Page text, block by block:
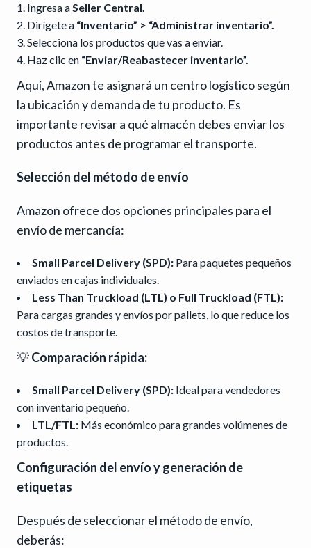
Ingresa a Seller Central.
Dirígete a “Inventario” > “Administrar inventario”.
Selecciona los productos que vas a enviar.
Haz clic en “Enviar/Reabastecer inventario”.
Aquí, Amazon te asignará un centro logístico según
la ubicación y demanda de tu producto. Es
importante revisar a qué almacén debes enviar los
productos antes de programar el transporte.
Selección del método de envío
Amazon ofrece dos opciones principales para el
envío de mercancía:
Small Parcel Delivery (SPD): Para paquetes pequeños
enviados en cajas individuales.
Less Than Truckload (LTL) o Full Truckload (FTL):
Para cargas grandes y envíos por pallets, lo que reduce los
costos de transporte.
💡Comparación rápida:
Small Parcel Delivery (SPD): Ideal para vendedores
con inventario pequeño.
LTL/FTL: Más económico para grandes volúmenes de
productos.
Configuración del envío y generación de
etiquetas
Después de seleccionar el método de envío,
deberás: